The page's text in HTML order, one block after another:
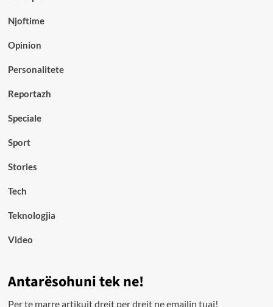
Njoftime
Opinion
Personalitete
Reportazh
Speciale
Sport
Stories
Tech
Teknologjia
Video
Antarësohuni tek ne!
Per te marre artikujt drejt per drejt ne emailin tuaj!